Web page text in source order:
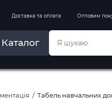
Доставка та оплата Оптовим
Каталог
Табель навчальних